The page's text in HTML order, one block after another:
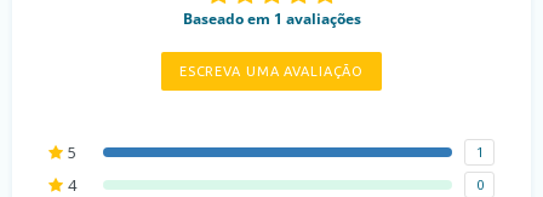
Baseado em 1 avaliações
ESCREVA UMA AVALIAÇÃO
5 1
4 0